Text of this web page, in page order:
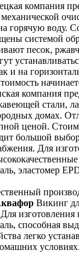
компания
горячую воду.
системой
песок,
и на
компания
стали,
домах.
ценой.
большой
Для
эластомер
Викинг
изготовления
способная
легко